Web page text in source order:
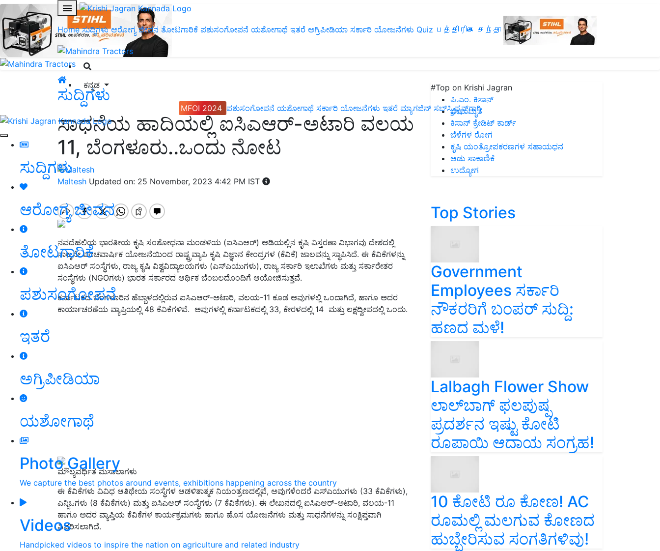
Home ಸುದ್ದಿಗಳು ಆರೋಗ್ಯ ಜೀವನ ತೋಟಗಾರಿಕೆ ಪಶುಸಂಗೋಪನೆ ಯಶೋಗಾಥೆ ಇತರೆ ಅಗ್ರಿಪೀಡಿಯಾ ಸರ್ಕಾರಿ ಯೋಜನೆಗಳು Quiz பத்திரிகை சந்தா
ಕನ್ನಡ
MFOI 2024 ಪಶುಸಂಗೋಪನೆ ಯಶೋಗಾಥೆ ಸರ್ಕಾರಿ ಯೋಜನೆಗಳು ಇತರೆ ಮ್ಯಾಗಜಿನ್‌ ಸಬ್‌ಸ್ಕ್ರಿಪ್ಷನ್‌ಗಾಗಿ
ಸುದ್ದಿಗಳು
ಆರೋಗ್ಯ ಜೀವನ
ತೋಟಗಾರಿಕೆ
ಪಶುಸಂಗೋಪನೆ
ಇತರೆ
ಅಗ್ರಿಪೀಡಿಯಾ
ಯಶೋಗಾಥೆ
Photo Gallery
We capture the best photos around events, exhibitions happening across the country
Videos
Handpicked videos to inspire the nation on agriculture and related industry
ಸುದ್ದಿಗಳು
ಸಾಧನೆಯ ಹಾದಿಯಲ್ಲಿ ಐಸಿಎಆರ್-ಅಟಾರಿ ವಲಯ
11, ಬೆಂಗಳೂರು..ಒಂದು ನೋಟ
Maltesh Updated on: 25 November, 2023 4:42 PM IST
ನವದೆಹಲಿಯ ಭಾರತೀಯ ಕೃಷಿ ಸಂಶೋಧನಾ ಮಂಡಳಿಯ (ಐಸಿಎಆರ್) ಅಡಿಯಲ್ಲಿನ ಕೃಷಿ ವಿಸ್ತರಣಾ ವಿಭಾಗವು ದೇಶದಲ್ಲಿ
ನಾಲ್ಕನೇ ಪಂಚವಾರ್ಷಿಕ ಯೋಜನೆಯಿಂದ ರಾಷ್ಟ್ರವ್ಯಾಪಿ ಕೃಷಿ ವಿಜ್ಞಾನ ಕೇಂದ್ರಗಳ (ಕೆವಿಕೆ) ಜಾಲವನ್ನು ಸ್ಥಾಪಿಸಿದೆ. ಈ ಕೆವಿಕೆಗಳನ್ನು
ಐಸಿಎಆರ್ ಸಂಸ್ಥೆಗಳು, ರಾಜ್ಯ ಕೃಷಿ ವಿಶ್ವವಿದ್ಯಾಲಯಗಳು (ಎಸ್ಎಯುಗಳು), ರಾಜ್ಯ ಸರ್ಕಾರಿ ಇಲಾಖೆಗಳು ಮತ್ತು ಸರ್ಕಾರೇತರ
ಸಂಸ್ಥೆಗಳು (NGOಗಳು) ಭಾರತ ಸರ್ಕಾರದ ಆರ್ಥಿಕ ಬೆಂಬಲದೊಂದಿಗೆ ಆಯೋಜಿಸುತ್ತವೆ.
ಕರ್ನಾಟಕದ ಬೆಂಗಳೂರಿನ ಹೆಬ್ಬಾಳದಲ್ಲಿರುವ ಐಸಿಎಆರ್-ಅಟಾರಿ, ವಲಯ-11 ಕೂಡ ಅವುಗಳಲ್ಲಿ ಒಂದಾಗಿದೆ, ಹಾಗೂ ಅದರ
ಕಾರ್ಯಾಚರಣೆಯ ವ್ಯಾಪ್ತಿಯಲ್ಲಿ 48 ಕೆವಿಕೆಗಳಿವೆ. ಅವುಗಳಲ್ಲಿ ಕರ್ನಾಟಕದಲ್ಲಿ 33, ಕೇರಳದಲ್ಲಿ 14 ಮತ್ತು ಲಕ್ಷದ್ವೀಪದಲ್ಲಿ ಒಂದು.
ಮೌಲ್ಯವರ್ಧಿತ ಮಸಾಲಾಗಳು
ಈ ಕೆವಿಕೆಗಳು ವಿವಿಧ ಆತಿಥೇಯ ಸಂಸ್ಥೆಗಳ ಆಡಳಿತಾತ್ಮಕ ನಿಯಂತ್ರಣದಲ್ಲಿವೆ, ಅವುಗಳೆಂದರೆ ಎಸ್ಎಯುಗಳು (33 ಕೆವಿಕೆಗಳು),
ಎನ್ಜಿಒಗಳು (8 ಕೆವಿಕೆಗಳು) ಮತ್ತು ಐಸಿಎಆರ್ ಸಂಸ್ಥೆಗಳು (7 ಕೆವಿಕೆಗಳು). ಈ ಲೇಖನದಲ್ಲಿ ಐಸಿಎಆರ್-ಅಟಾರಿ, ವಲಯ-11
ಹಾಗೂ ಅದರ ವ್ಯಾಪ್ತಿಯ ಕೆವಿಕೆಗಳ ಕಾರ್ಯಕ್ರಮಗಳು ಹಾಗೂ ಹೊಸ ಯೋಜನೆಗಳು ಮತ್ತು ಸಾಧನೆಗಳನ್ನು ಸಂಕ್ಷಿಪ್ತವಾಗಿ
ವಿವರಿಸಲಾಗಿದೆ.
ADVERTISEMENT
#Top on Krishi Jagran
ಪಿ.ಎಂ. ಕಿಸಾನ್
ಜೀವಾಮೃತ
ಕಿಸಾನ್ ಕ್ರೇಡಿಟ್ ಕಾರ್ಡ್
ಬೆಳೆಗಳ ರೋಗ
ಕೃಷಿ ಯಂತ್ರೋಪಕರಣಗಳ ಸಹಾಯಧನ
ಆಡು ಸಾಕಾಣಿಕೆ
ಉದ್ಯೋಗ
Top Stories
Government
Employees ಸರ್ಕಾರಿ
ನೌಕರರಿಗೆ ಬಂಪರ್‌ ಸುದ್ದಿ:
ಹಣದ ಮಳೆ!
Lalbagh Flower Show
ಲಾಲ್‌ಬಾಗ್ ಫಲಪುಷ್ಪ
ಪ್ರದರ್ಶನ ಇಷ್ಟು ಕೋಟಿ
ರೂಪಾಯಿ ಆದಾಯ ಸಂಗ್ರಹ!
10 ಕೋಟಿ ರೂ ಕೋಣ! AC
ರೂಮಲ್ಲಿ ಮಲಗುವ ಕೋಣದ
ಹುಬ್ಬೇರಿಸುವ ಸಂಗತಿಗಳಿವು!